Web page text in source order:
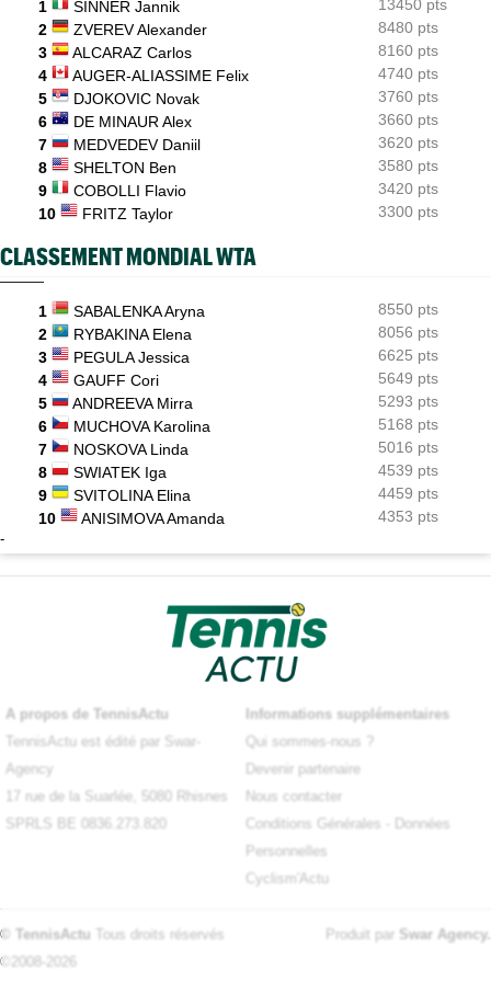
05/08
US Open
Emma Raducanu doit digérer un nouveau forfait, encore un
coup dur
1 SINNER Jannik
13450 pts
2
ZVEREV Alexander
8480 pts
3
ALCARAZ Carlos
8160 pts
4
AUGER-ALIASSIME Felix
4740 pts
5
DJOKOVIC Novak
3760 pts
6
DE MINAUR Alex
3660 pts
7
MEDVEDEV Daniil
3620 pts
8
SHELTON Ben
3580 pts
9
COBOLLI Flavio
3420 pts
10
FRITZ Taylor 3300 pts
CLASSEMENT MONDIAL WTA
1 SABALENKA Aryna
8550 pts
2
RYBAKINA Elena
8056 pts
3
PEGULA Jessica
6625 pts
4
GAUFF Cori
5649 pts
5
ANDREEVA Mirra
5293 pts
6
MUCHOVA Karolina
5168 pts
7
NOSKOVA Linda
5016 pts
8
SWIATEK Iga
4539 pts
9
SVITOLINA Elina
4459 pts
10
ANISIMOVA Amanda 4353 pts
-
A propos de TennisActu
TennisActu est édité par Swar-
Agency
17 rue de la Suarlée, 5080 Rhisnes
SPRLS BE 0836.273.820
Informations supplémentaires
Qui sommes-nous ?
Devenir partenaire
Nous contacter
Conditions Générales
Données
Personnelles
Cyclism'Actu
© TennisActu Tous droits réservés
©2008-2026
Produit par Swar Agency.